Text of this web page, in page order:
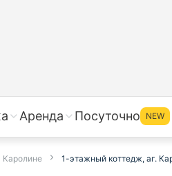
Аренда Посуточно NEW
Каролине 1-этажный коттедж, аг.